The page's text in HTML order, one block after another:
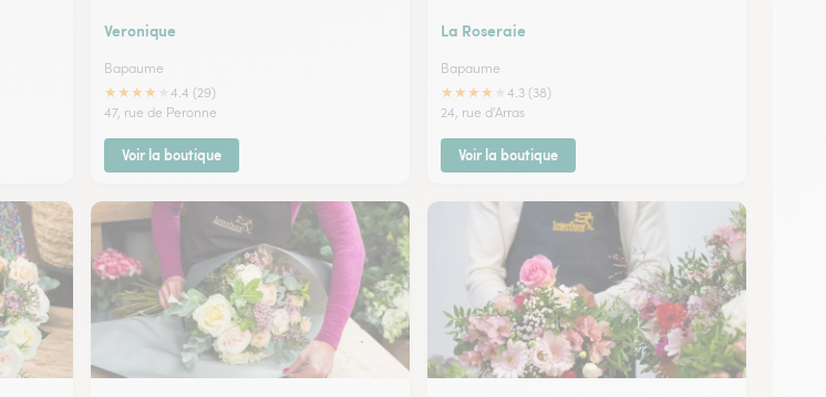
Veronique
Bapaume
★★★★
4.4 (29)
47, rue de Peronne
Voir la boutique
La Roseraie
Bapaume
★★★★
4.3 (38)
24, rue d'Arras
Voir la boutique